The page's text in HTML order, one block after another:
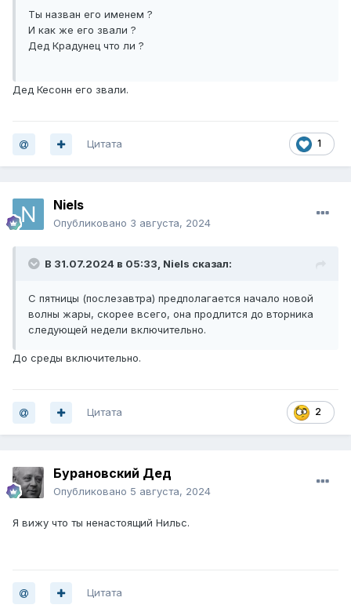
Ты назван его именем ?
И как же его звали ?
Дед Крадунец что ли ?
Дед Кесонн его звали.
1
Цитата
Niels
Опубликовано 3 августа, 2024
В 31.07.2024 в 05:33, Niels сказал:
С пятницы (послезавтра) предполагается начало новой
волны жары, скорее всего, она продлится до вторника
следующей недели включительно.
До среды включительно.
2
Цитата
Бурановский Дед
Опубликовано 5 августа, 2024
Я вижу что ты ненастоящий Нильс.
Цитата